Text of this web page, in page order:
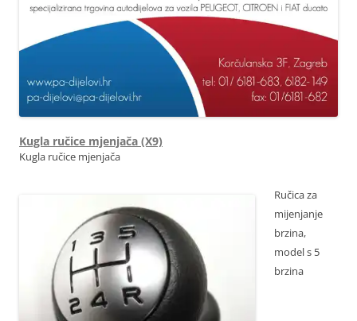
Kugla ručice mjenjača (X9)
Kugla ručice mjenjača
Ručica za
mijenjanje
brzina,
model s 5
brzina